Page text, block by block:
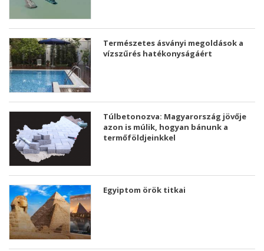
Természetes ásványi megoldások a
vízszűrés hatékonyságáért
Túlbetonozva: Magyarország jövője
azon is múlik, hogyan bánunk a
termőföldjeinkkel
Egyiptom örök titkai